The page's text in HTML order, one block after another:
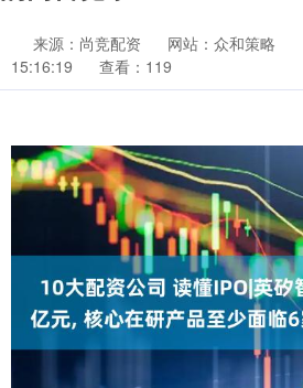
来源：尚竞配资 网站：众和策略
15:16:19
查看：119